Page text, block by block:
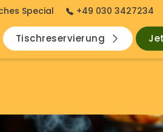
Special +49 030 3427234
Tischreservierung